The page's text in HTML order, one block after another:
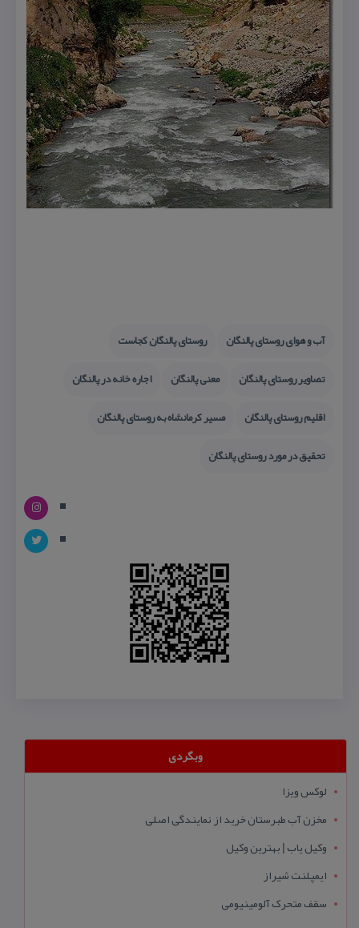
آب و هوای روستای پالنگان
روستای پالنگان كجاست
تصاویر روستای پالنگان
معنی پالنگان
اجاره خانه در پالنگان
اقلیم روستای پالنگان
مسیر كرمانشاه به روستای پالنگان
تحقیق در مورد روستای پالنگان
وبگردی
لوکس ویزا
مخزن آب طبرستان خرید از نمایندگی اصلی
وکیل یاب | بهترین وکیل
ایمپلنت شیراز
سقف متحرک آلومینیومی